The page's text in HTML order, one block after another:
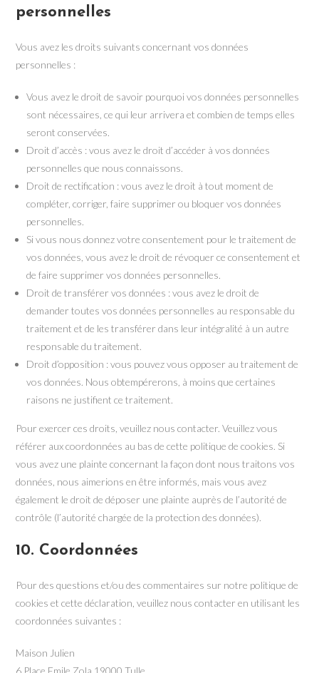
personnelles
Vous avez les droits suivants concernant vos données
personnelles :
Vous avez le droit de savoir pourquoi vos données personnelles
sont nécessaires, ce qui leur arrivera et combien de temps elles
seront conservées.
Droit d’accès : vous avez le droit d’accéder à vos données
personnelles que nous connaissons.
Droit de rectification : vous avez le droit à tout moment de
compléter, corriger, faire supprimer ou bloquer vos données
personnelles.
Si vous nous donnez votre consentement pour le traitement de
vos données, vous avez le droit de révoquer ce consentement et
de faire supprimer vos données personnelles.
Droit de transférer vos données : vous avez le droit de
demander toutes vos données personnelles au responsable du
traitement et de les transférer dans leur intégralité à un autre
responsable du traitement.
Droit d’opposition : vous pouvez vous opposer au traitement de
vos données. Nous obtempérerons, à moins que certaines
raisons ne justifient ce traitement.
Pour exercer ces droits, veuillez nous contacter. Veuillez vous
référer aux coordonnées au bas de cette politique de cookies. Si
vous avez une plainte concernant la façon dont nous traitons vos
données, nous aimerions en être informés, mais vous avez
également le droit de déposer une plainte auprès de l’autorité de
contrôle (l’autorité chargée de la protection des données).
10. Coordonnées
Pour des questions et/ou des commentaires sur notre politique de
cookies et cette déclaration, veuillez nous contacter en utilisant les
coordonnées suivantes :
Maison Julien
6 Place Emile Zola 19000 Tulle